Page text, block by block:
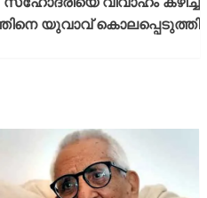
യുവാവ് കൊലപ്പെടുത്തി